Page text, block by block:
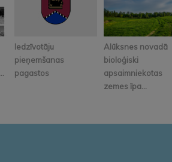
Iedzīvotāju
pieņemšanas
pagastos
Alūksnes novadā
bioloģiski
apsaimniekotas
zemes īpa...